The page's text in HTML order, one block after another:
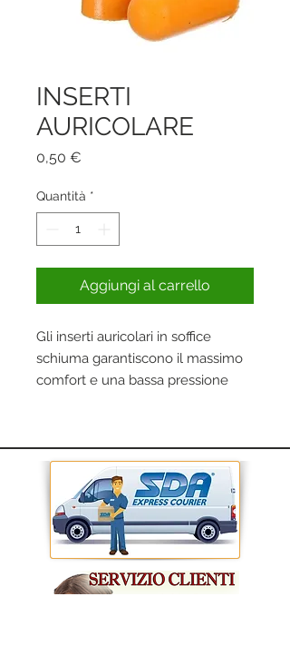
INSERTI
AURICOLARE
0,50 €
Quantità *
Aggiungi al carrello
Gli inserti auricolari in soffice
schiuma garantiscono il massimo
comfort e una bassa pressione
resistente allo sporco è garanzia di
maggiore igiene, durata e comfort.
Il design conico si adatta
comodamente ai canali auricolari
La morbida schiuma in poliuretano
è ipoallergenica
Gli inserti auricolari della serie 1100
di 3M&trade sono realizzati in